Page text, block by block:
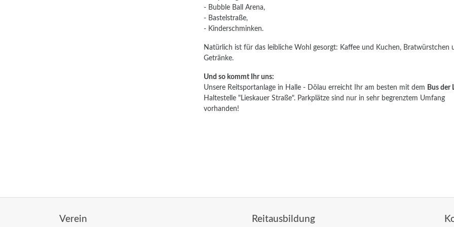
- Bubble Ball Arena,
- Bastelstraße,
- Kinderschminken.
Natürlich ist für das leibliche Wohl gesorgt: Kaffee und Kuchen, Bratwürstchen
Getränke.
Und so kommt Ihr uns:
Unsere Reitsportanlage in Halle - Dölau erreicht Ihr am besten mit dem Bus der
Haltestelle "Lieskauer Straße". Parkplätze sind nur in sehr begrenztem Umfang
vorhanden!
Verein Reitausbildung